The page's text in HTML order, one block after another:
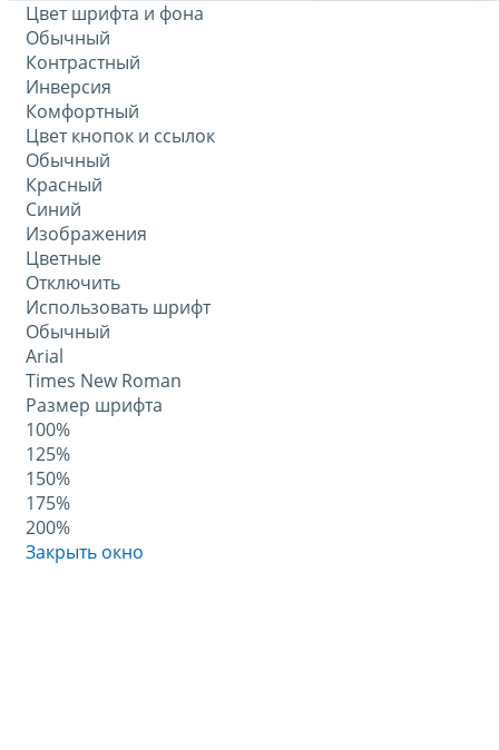
Цвет шрифта и фона
Обычный
Контрастный
Инверсия
Комфортный
Цвет кнопок и ссылок
Обычный
Красный
Синий
Изображения
Цветные
Отключить
Использовать шрифт
Обычный
Arial
Times New Roman
Размер шрифта
100%
125%
150%
175%
200%
Закрыть окно